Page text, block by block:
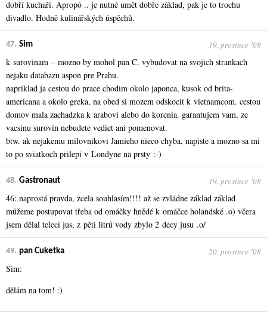
dobří kuchaři. Apropó .. je nutné umět dobře základ, pak je to trochu
divadlo. Hodně kulinářských úspěchů.
47. Sim 19. prosince ʼ08
k surovinam – mozno by mohol pan C. vybudovat na svojich strankach
nejaku databazu aspon pre Prahu.
napriklad ja cestou do prace chodim okolo japonca, kusok od brita-
americana a okolo greka, na obed si mozem odskocit k vietnamcom. cestou
domov mala zachadzka k arabovi alebo do korenia. garantujem vam, ze
vacsinu surovin nebudete vediet ani pomenovat.
btw. ak nejakemu milovnikovi Jamieho nieco chyba, napiste a mozno sa mi
to po sviatkoch prilepi v Londyne na prsty :-)
48. Gastronaut 19. prosince ʼ08
46: naprostá pravda, zcela souhlasím!!!! až se zvládne základ základ
můžeme postupovat třeba od omáčky hnědé k omáčce holandské .o) včera
jsem dělal telecí jus, z pěti litrů vody zbylo 2 decy jusu .o/
49. pan Cuketka 20. prosince ʼ08
Sim:
dělám na tom! :)